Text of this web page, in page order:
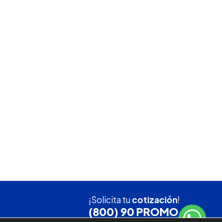
¡Solicita tucotización!
(800) 90 PROMO